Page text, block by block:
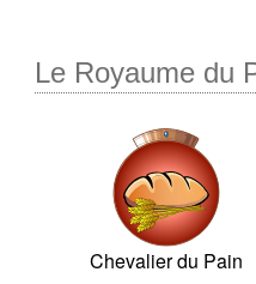
Le Royaume du
Chevalier du Pain